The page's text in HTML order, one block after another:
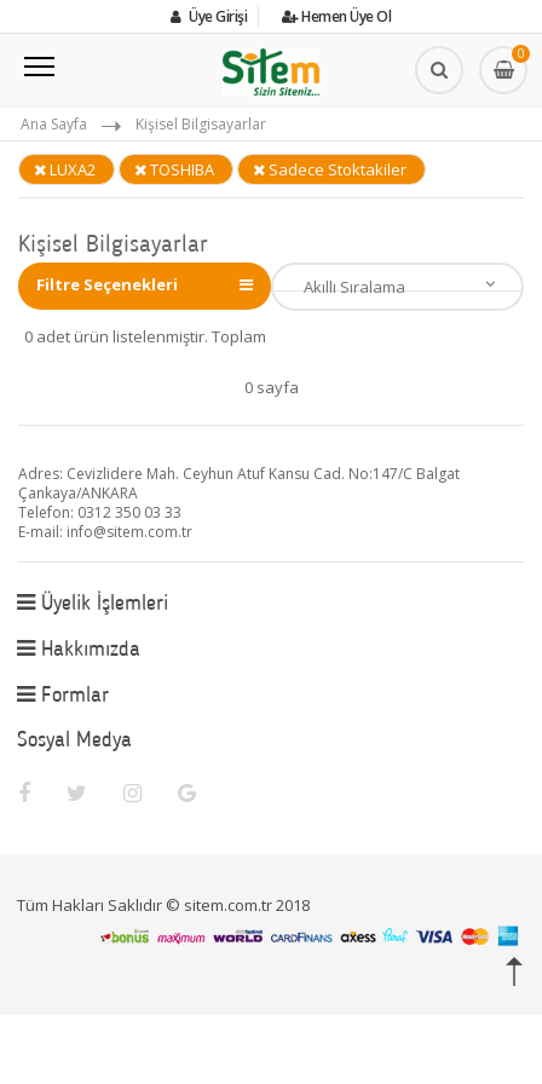
Üye Girişi Hemen Üye Ol
0
Ana Sayfa Kişisel Bilgisayarlar
LUXA2 TOSHIBA Sadece Stoktakiler
Kişisel Bilgisayarlar
Filtre Seçenekleri
0 adet ürün listelenmiştir. Toplam
0 sayfa
Adres: Cevizlidere Mah. Ceyhun Atuf Kansu Cad. No:147/C Balgat
Çankaya/ANKARA
Telefon: 0312 350 03 33
E-mail: info@sitem.com.tr
Üyelik İşlemleri
Hakkımızda
Formlar
Sosyal Medya
Tüm Hakları Saklıdır © sitem.com.tr 2018